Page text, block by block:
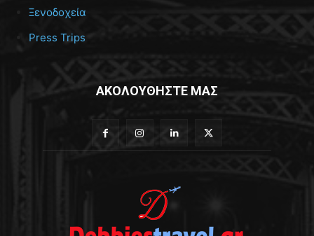
Ξενοδοχεία
Press Trips
ΑΚΟΛΟΥΘΗΣΤΕ ΜΑΣ